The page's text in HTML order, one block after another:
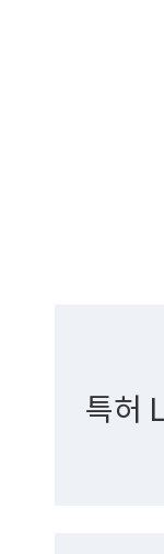
특허